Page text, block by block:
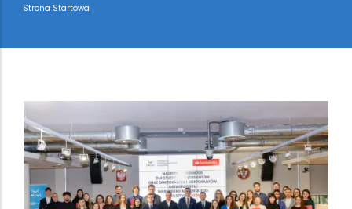
Breadcrumb
Strona Startowa